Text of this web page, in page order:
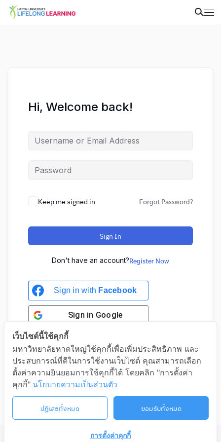
Hi, Welcome back!
Keep me signed in Forgot Password?
Sign In
Don't have an account?Register Now
Sign in with Facebook
Sign in Google
Sign in with Google
©2026 LIFELONG.HU.AC.TH. ALL RIGHTS RESERVED.
เว็บไซต์นี้ใช้คุกกี้
มหาวิทยาลัยหาดใหญ่ใช้คุกกี้เพื่อเพิ่มประสิทธิภาพ และ
ประสบการณ์ที่ดีในการใช้งานเว็บไซต์ คุณสามารถเลือก
ตั้งค่าความยินยอมการใช้คุกกี้ได้ โดยคลิก "การตั้งค่า
คุกกี้" นโยบายความเป็นส่วนตัว
ปฏิเสธทั้งหมด ยอมรับทั้งหมด
การตั้งค่าคุกกี้